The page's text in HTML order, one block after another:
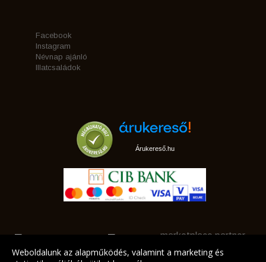
Facebook
Instagram
Névnap ajánló
Illatcsaládok
Árukereső.hu
marketplace partner
Weboldalunk az alapműködés, valamint a marketing és